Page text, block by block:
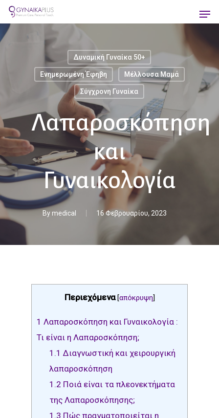
Skip
to
main
Δυναμική Γυναίκα 50+
Ενημερωμένη Έφηβη Μέλλουσα Μαμά
Σύγχρονη Γυναίκα
Λαπαροσκόπηση
και
Γυναικολογία
Bymedical 16 Φεβρουαρίου, 2023
Περιεχόμενα [απόκρυψη]
1 Λαπαροσκόπηση και Γυναικολογία :
Τι είναι η Λαπαροσκόπηση;
1.1 Διαγνωστική και χειρουργική
λαπαροσκόπηση
1.2 Ποιά είναι τα πλεονεκτήματα
της Λαπαροσκόπησης;
1.3 Πώς πραγματοποιείται η